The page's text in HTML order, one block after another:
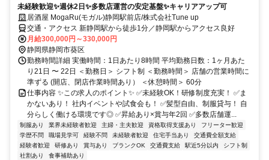
未経験歓迎✨週休2日✨多数店運営の安定基盤✨キャリアアップ可
居酒屋 MogaRu(モガル)静岡駅前店/株式会社Tune up
交通・アクセス 新静岡駅から徒歩1分／静岡駅からアクセス良好
月給300,000円～330,000円
静岡県静岡市葵区
勤務時間詳細 実働時間：1日あたり8時間 平均勤務日数：1ヶ月あた
り21日 〜 22日 ＜勤務日＞ シフト制 ＜勤務時間＞ 店舗の営業時間に
準ずる (開店、閉店作業時間あり） ＜休憩時間＞ 60分
仕事内容 ✨この求人のポイント✨ ✅未経験OK！研修制度充実！ ✅ま
かないあり！ 社内イベントや試食会も！ ✅髪型自由、制服貸与！ 自
分らしく働ける環境です◎ ✅昇給あり×賞与年2回 ✅多数店舗運...
制服あり 業界未経験者歓迎 主婦・主夫歓迎 資格取得支援あり
フリーター歓迎
学歴不問
職場見学可 経験不問 未経験者歓迎 住宅手当あり
交通費全額支給
経験者歓迎
研修あり 賞与あり ブランクOK 交通費支給 駅近5分以内
シフト制
社割あり
食事補助あり